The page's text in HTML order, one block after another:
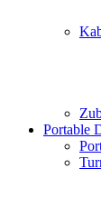
Portable